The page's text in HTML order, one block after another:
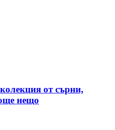
от сърни,
нещо